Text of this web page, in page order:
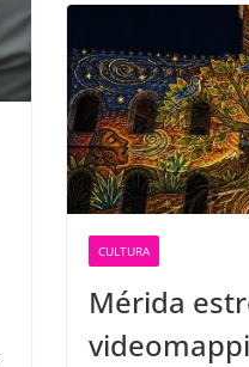
CULTURA
Mérida